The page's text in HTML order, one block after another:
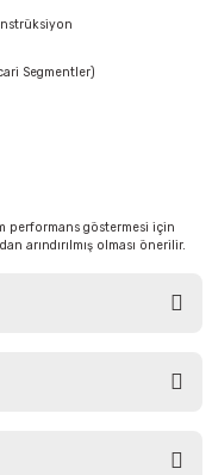
Segmentler)
performans göstermesi için
arındırılmış olması önerilir.